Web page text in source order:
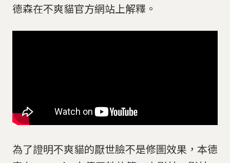
德森在不爽貓官方網站上解釋。
為了證明不爽貓的厭世臉不是修圖效果，本德